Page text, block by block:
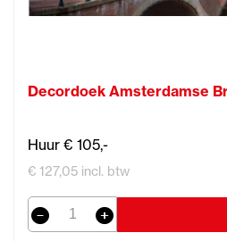
Decordoek Amsterdamse
Huur € 105,-
€ 127,05 incl. btw